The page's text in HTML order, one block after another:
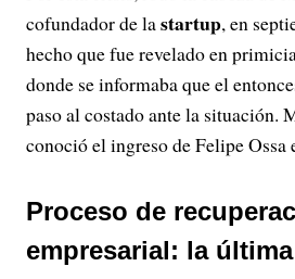
cofundador de lastartup, en
hecho que fue revelado en
donde se informaba que el
paso al costado ante la situación.
conoció el ingreso de Felipe Ossa
Proceso de
empresarial: la